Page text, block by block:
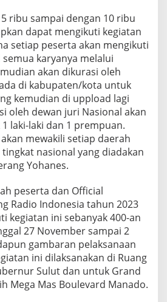
ribu sampai dengan 10 ribu
dapat mengikuti kegiatan
setiap peserta akan mengikuti
karyanya melalui
akan dikurasi oleh
di kabupaten/kota untuk
kemudian di uppload lagi
oleh dewan juri Nasional akan
laki-laki dan 1 prempuan.
mewakili setiap daerah
nasional yang diadakan
Yohanes.
peserta dan Official
Radio Indonesia tahun 2023
kegiatan ini sebanyak 400-an
27 November sampai 2
gambaran pelaksanaan
ini dilaksanakan di Ruang
Sulut dan untuk Grand
Mega Mas Boulevard Manado.